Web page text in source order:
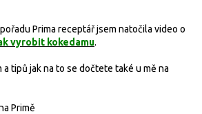
Prima receptář jsem natočila video o
vyrobit kokedamu.
tipů jak na to se dočtete také u mě na
Primě